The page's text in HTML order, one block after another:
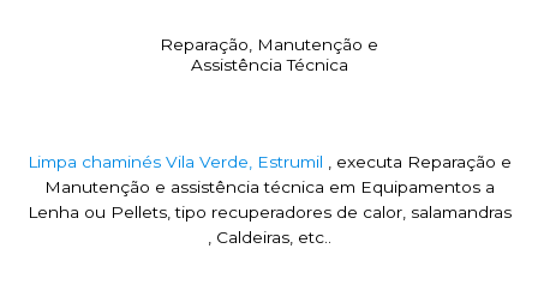
Reparação, Manutenção e
Assistência Técnica
Limpa chaminés Vila Verde, Estrumil , executa Reparação e
Manutenção e assistência técnica em Equipamentos a
Lenha ou Pellets, tipo recuperadores de calor, salamandras
, Caldeiras, etc..